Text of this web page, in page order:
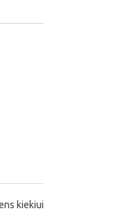
kiekiui